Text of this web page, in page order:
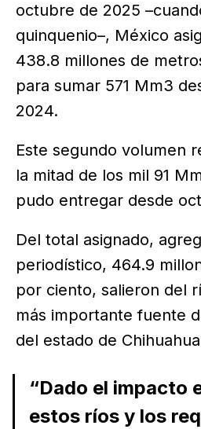
octubre de 2025
quinquenio–, México
438.8 millones de
para sumar 571 Mm3
2024.
Este segundo volumen
la mitad de los mil 91
pudo entregar desde
Del total asignado,
periodístico, 464.9
por ciento, salieron del
más importante fuente
del estado de
“Dado el impacto
estos ríos y los